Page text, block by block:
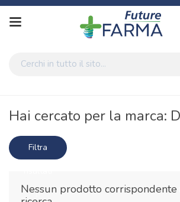
Home Marche parafarmaci Delarom
Hai cercato per la marca:
Filtra
Nessun prodotto